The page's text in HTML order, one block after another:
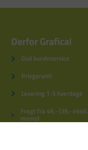
Derfor Grafical
God kundeservice
Prisgaranti
Levering 1-3 hverdage
Fragt fra 49,- (39,- ekskl.
moms)